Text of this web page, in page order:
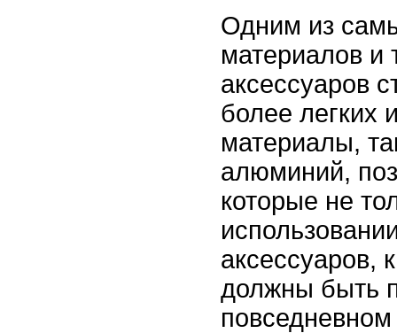
Одним из
материалов и
аксессуаров
более легких
материалы,
алюминий,
которые не
аксессуаров,
должны быть